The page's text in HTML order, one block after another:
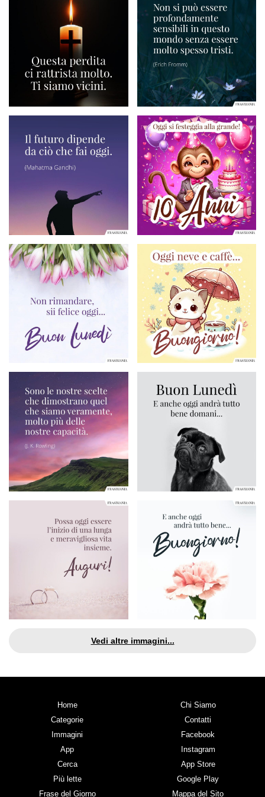
Vedi altre immagini...
Home
Categorie
Immagini
App
Cerca
Più lette
Frase del Giorno
Chi Siamo
Contatti
Facebook
Instagram
App Store
Google Play
Mappa del Sito